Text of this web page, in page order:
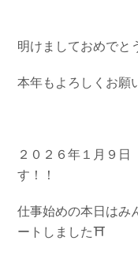
Shop Info.
お問い合わせ
Contact us
明けましておめでと
本年もよろしくお願
２０２６年１月９日
す！！
仕事始めの本日はみ
ートしました⛩